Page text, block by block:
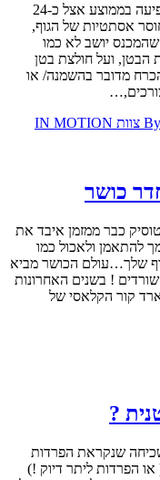
בטן נפוחה שלא כתוצאה מעלייה במשקל, מופיעה בממוצע אצל כ24-
אסתטיות של הגוף,
יושב לא כמו
הבטן, ועל חולצת בטן
מדובר בהשמנה/ או
By צוות IN MOTION
כבר ממזמן איבד את
להתאמן ולאכול כמו
שלך…עולם הכושר מביא
! בשנים האחרונות
קור הקלאסי של
?
שנקראת הפרדות
הפרדות ליתר דיוק !)